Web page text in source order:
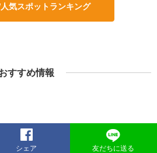
気スポットランキング
すすめ情報
シェア 友だちに送る